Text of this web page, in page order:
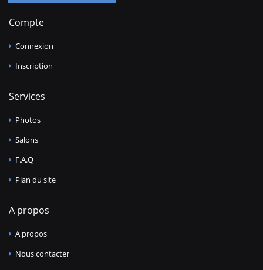
Compte
Connexion
Inscription
Services
Photos
Salons
F.A.Q
Plan du site
A propos
A propos
Nous contacter